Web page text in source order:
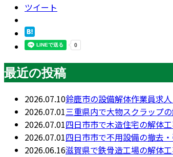
ツイート
最近の投稿
2026.07.10鈴鹿市の設備解体作業員求
2026.07.01三重県内で大物スクラップ
2026.07.01四日市市で木造住宅の解体
2026.07.01四日市市で不用設備の撤去
2026.06.16滋賀県で鉄骨造工場の解体